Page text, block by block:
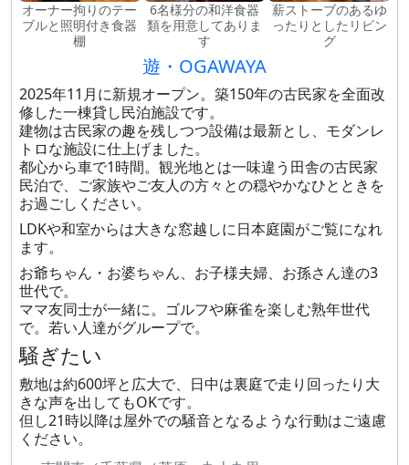
オーナー拘りのテー
ブルと照明付き食器
棚
6名様分の和洋食器
類を用意してありま
す
薪ストーブのあるゆ
ったりとしたリビン
グ
遊・OGAWAYA
2025年11月に新規オープン。築150年の古民家を全面改
修した一棟貸し民泊施設です。
建物は古民家の趣を残しつつ設備は最新とし、モダンレ
トロな施設に仕上げました。
都心から車で1時間。観光地とは一味違う田舎の古民家
民泊で、ご家族やご友人の方々との穏やかなひとときを
お過ごしください。
LDKや和室からは大きな窓越しに日本庭園がご覧になれ
ます。
お爺ちゃん・お婆ちゃん、お子様夫婦、お孫さん達の3
世代で。
ママ友同士が一緒に。ゴルフや麻雀を楽しむ熟年世代
で。若い人達がグループで。
騒ぎたい
敷地は約600坪と広大で、日中は裏庭で走り回ったり大
きな声を出してもOKです。
但し21時以降は屋外での騒音となるような行動はご遠慮
ください。